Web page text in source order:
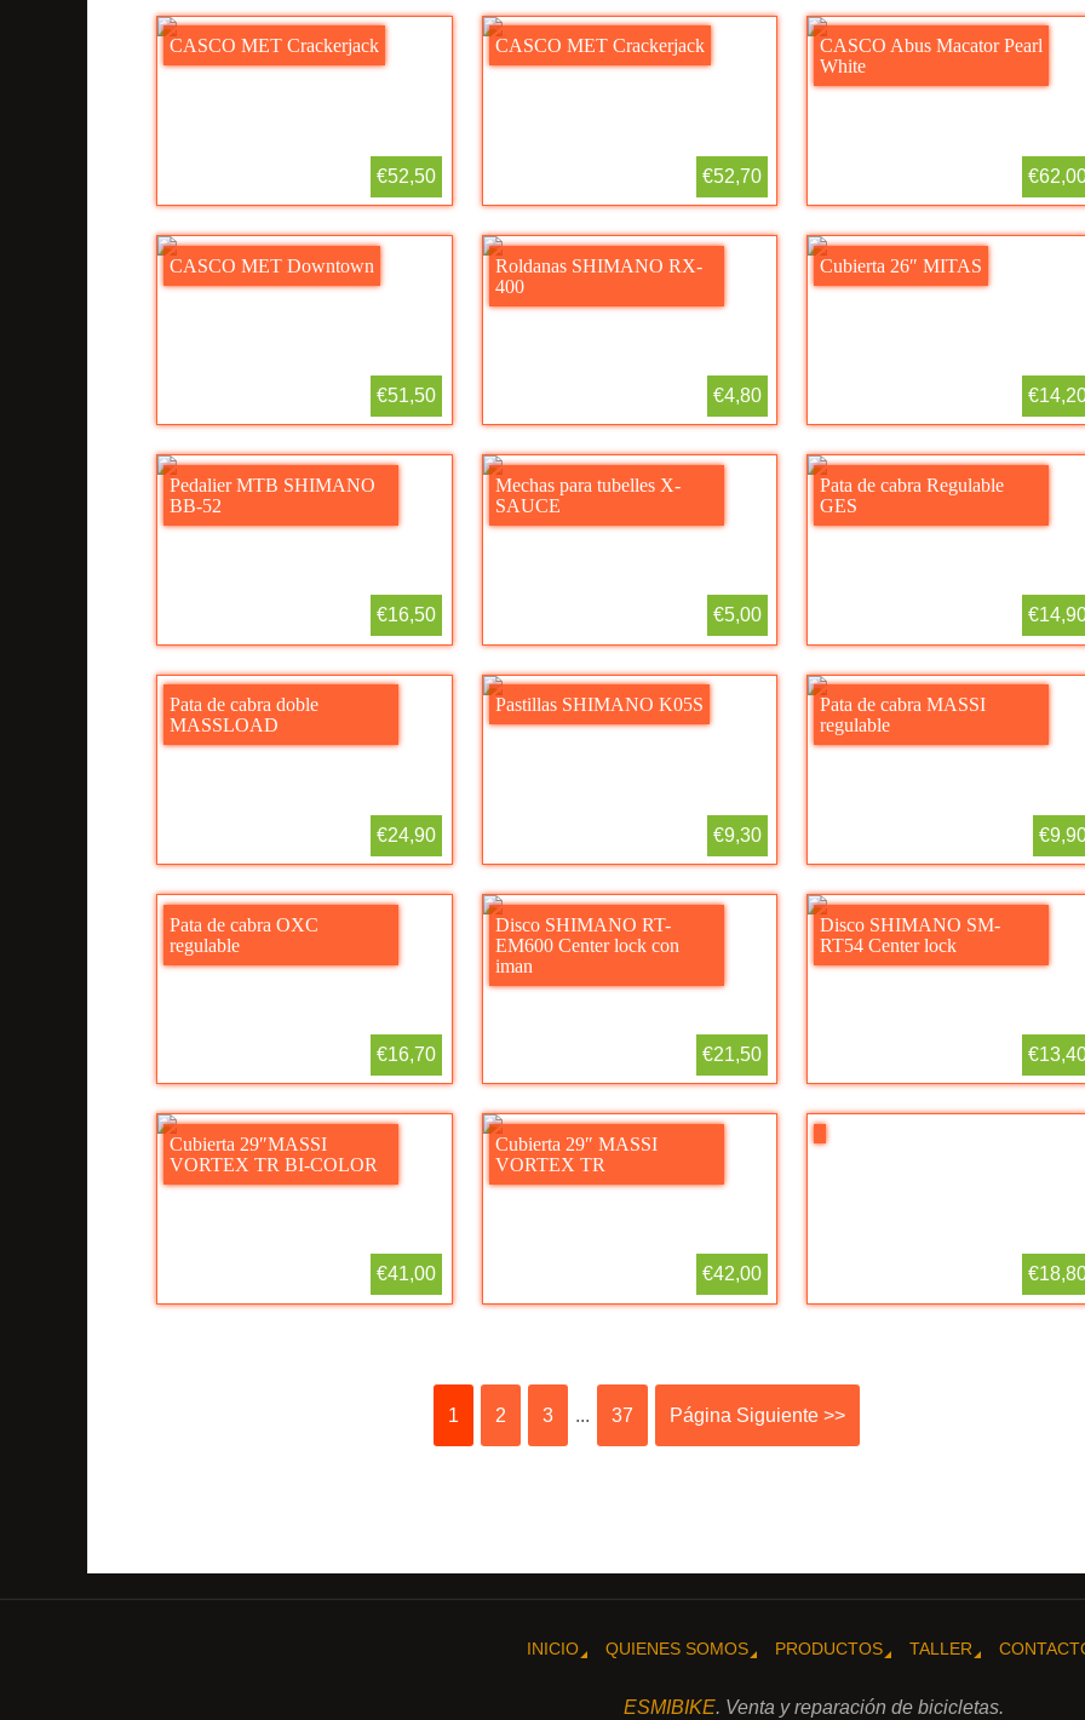
CASCO MET Crackerjack
€52,50
CASCO MET Crackerjack
€52,70
CASCO Abus Macator Pearl
White
CASCO MET Downtown
€51,50
Roldanas SHIMANO RX-
400
€4,80
Cubierta 26″ MITAS
Pedalier MTB SHIMANO
BB-52
€16,50
Mechas para tubelles X-
SAUCE
€5,00
Pata de cabra Regulable
GES
Pata de cabra doble
MASSLOAD
€24,90
Pastillas SHIMANO K05S
€9,30
Pata de cabra MASSI
regulable
Pata de cabra OXC
regulable
€16,70
Disco SHIMANO RT-
EM600 Center lock con
iman
€21,50
Disco SHIMANO SM-
RT54 Center lock
Cubierta 29″MASSI
VORTEX TR BI-COLOR
€41,00
Cubierta 29″ MASSI
VORTEX TR
€42,00
1 2 3 ... 37 Página Siguiente >>
INICIO QUIENES SOMOS PRODUCTOS TALLER
ESMIBIKE. Venta y reparación de bicicletas.